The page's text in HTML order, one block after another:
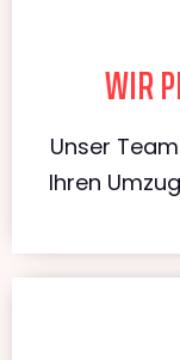
WIR
Unser
Ihren